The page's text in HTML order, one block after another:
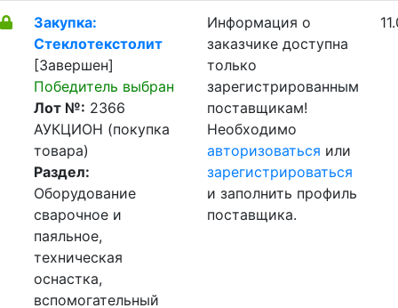
Закупка:
Стеклотекстолит
[Завершен]
Победитель выбран
Лот №: 2366
АУКЦИОН (покупка
товара)
Раздел:
Оборудование
сварочное и
паяльное,
техническая
оснастка,
вспомогательный
Информация о
заказчике доступна
только
зарегистрированным
поставщикам!
Необходимо
авторизоваться или
зарегистрироваться
и заполнить профиль
поставщика.